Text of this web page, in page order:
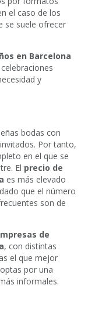
el caso de los
se suele ofrecer
en Barcelona
y
bodas con
Por tanto,
en el que se
El precio de
es más elevado
que el número
son de
de
, con distintas
el que mejor
por una
informales.